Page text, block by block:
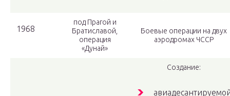
1968
под Прагой и
Братиславой,
операция
«Дунай»
Боевые операции на двух
аэродромах ЧССР
Создание: